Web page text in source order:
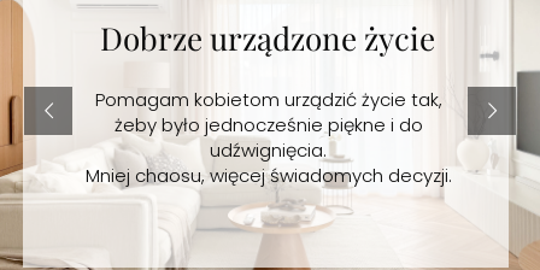
Dobrze urządzone życie
Pomagam kobietom urządzić życie tak,
żeby było jednocześnie piękne i do
udźwignięcia.
Mniej chaosu, więcej świadomych decyzji.